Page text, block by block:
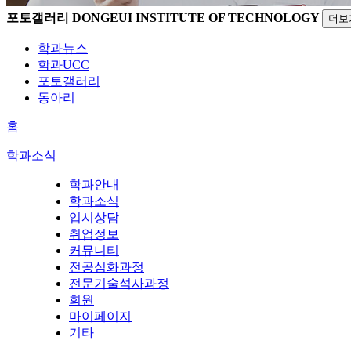
포토갤러리 DONGEUI INSTITUTE OF TECHNOLOGY 더보
학과뉴스
학과UCC
포토갤러리
동아리
홈
학과소식
학과안내
학과소식
입시상담
취업정보
커뮤니티
전공심화과정
전문기술석사과정
회원
마이페이지
기타